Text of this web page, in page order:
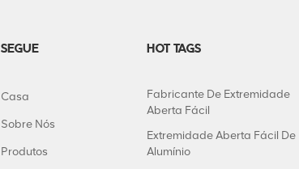
SEGUE
Casa
Sobre Nós
Produtos
HOT TAGS
Fabricante De Extremidade
Aberta Fácil
Extremidade Aberta Fácil De
Alumínio